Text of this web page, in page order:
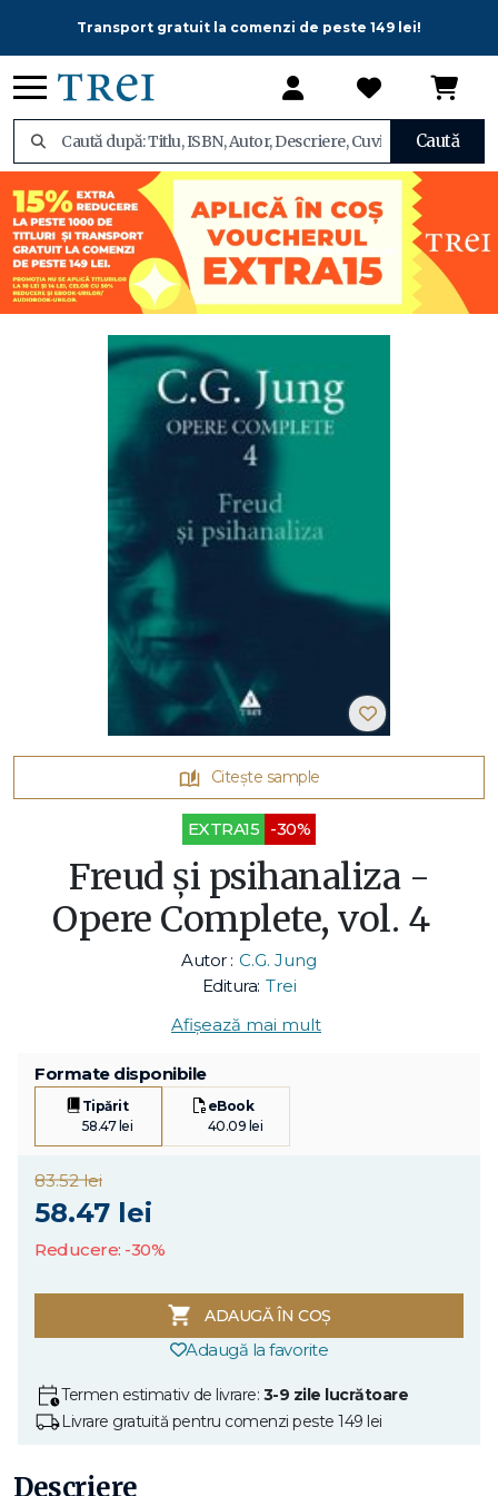
Transport gratuit la comenzi de peste 149 lei!
Caută
Citește sample
EXTRA15 -30%
Freud şi psihanaliza -
Opere Complete, vol. 4
Autor : C.G. Jung
Editura: Trei
Afișează mai mult
Formate disponibile
Tipărit
58.47 lei
eBook
40.09 lei
83.52 lei
58.47 lei
Reducere: -30%
ADAUGĂ ÎN COȘ
Adaugă la favorite
Termen estimativ de livrare: 3-9 zile lucrătoare
Livrare gratuită pentru comenzi peste 149 lei
Descriere